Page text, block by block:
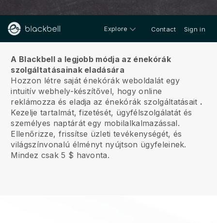
Explore Contact Sign in
A Blackbell a legjobb módja az énekórák
szolgáltatásainak eladására
Hozzon létre saját énekórák weboldalát egy
intuitív webhely-készítővel, hogy online
reklámozza és eladja az énekórák szolgáltatásait .
Kezelje tartalmát, fizetését, ügyfélszolgálatát és
személyes naptárát egy mobilalkalmazással.
Ellenőrizze, frissítse üzleti tevékenységét, és
világszínvonalú élményt nyújtson ügyfeleinek.
Mindez csak 5 $ havonta.